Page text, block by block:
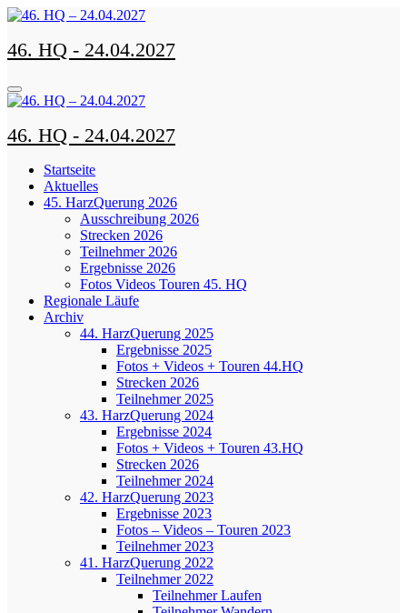
Zum
springen
46. HQ - 24.04.2027
46. HQ - 24.04.2027
Startseite
Aktuelles
45. HarzQuerung 2026
Ausschreibung 2026
Strecken 2026
Teilnehmer 2026
Ergebnisse 2026
Fotos Videos Touren 45. HQ
Regionale Läufe
Archiv
44. HarzQuerung 2025
Ergebnisse 2025
Fotos + Videos + Touren 44.HQ
Strecken 2026
Teilnehmer 2025
43. HarzQuerung 2024
Ergebnisse 2024
Fotos + Videos + Touren 43.HQ
Strecken 2026
Teilnehmer 2024
42. HarzQuerung 2023
Ergebnisse 2023
Fotos – Videos – Touren 2023
Teilnehmer 2023
41. HarzQuerung 2022
Teilnehmer 2022
Teilnehmer Laufen